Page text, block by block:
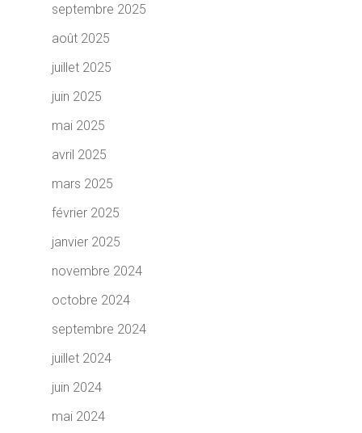
septembre 2025
août 2025
juillet 2025
juin 2025
mai 2025
avril 2025
mars 2025
février 2025
janvier 2025
novembre 2024
octobre 2024
septembre 2024
juillet 2024
juin 2024
mai 2024